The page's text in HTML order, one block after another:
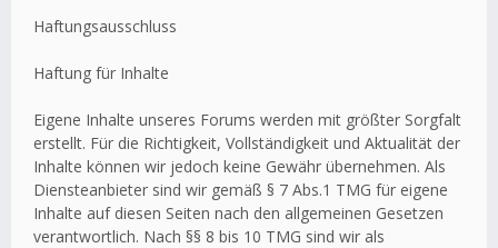
Haftungsausschluss
Haftung für Inhalte
Eigene Inhalte unseres Forums werden mit größter Sorgfalt
erstellt. Für die Richtigkeit, Vollständigkeit und Aktualität der
Inhalte können wir jedoch keine Gewähr übernehmen. Als
Diensteanbieter sind wir gemäß § 7 Abs.1 TMG für eigene
Inhalte auf diesen Seiten nach den allgemeinen Gesetzen
verantwortlich. Nach §§ 8 bis 10 TMG sind wir als